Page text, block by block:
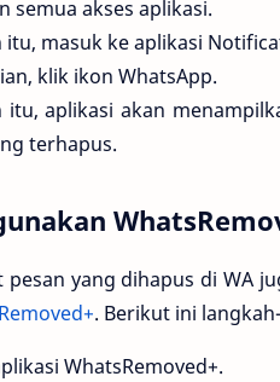
semua akses aplikasi.
itu, masuk ke aplikasi
klik ikon WhatsApp.
itu, aplikasi akan
terhapus.
pesan yang dihapus di WA
. Berikut ini
WhatsRemoved+.